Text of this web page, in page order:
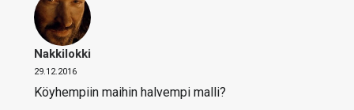
Nakkilokki
29.12.2016
Köyhempiin maihin halvempi malli?